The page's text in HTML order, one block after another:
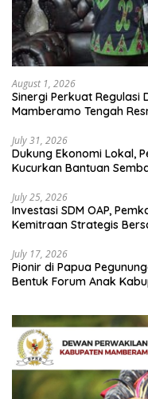
August 1, 2026
Sinergi Perkuat Regulasi
Mamberamo Tengah
July 31, 2026
Dukung Ekonomi Lokal,
Kucurkan Bantuan
July 25, 2026
Investasi SDM OAP,
Kemitraan Strategis
July 17, 2026
Pionir di Papua
Bentuk Forum Anak